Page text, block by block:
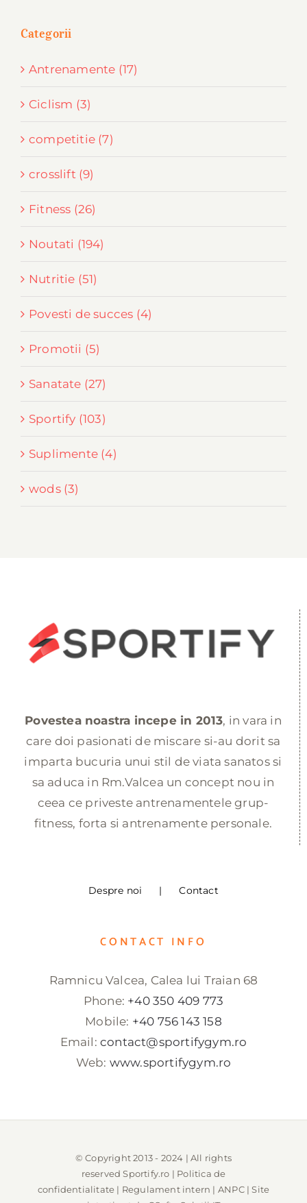
Categorii
Antrenamente (17)
Ciclism (3)
competitie (7)
crosslift (9)
Fitness (26)
Noutati (194)
Nutritie (51)
Povesti de succes (4)
Promotii (5)
Sanatate (27)
Sportify (103)
Suplimente (4)
wods (3)
Povestea noastra incepe in 2013, in vara in
care doi pasionati de miscare si-au dorit sa
imparta bucuria unui stil de viata sanatos si
sa aduca in Rm.Valcea un concept nou in
ceea ce priveste antrenamentele grup-
fitness, forta si antrenamente personale.
Despre noi Contact
CONTACT INFO
Ramnicu Valcea, Calea lui Traian 68
Phone: +40 350 409 773
Mobile: +40 756 143 158
Email: contact@sportifygym.ro
Web: www.sportifygym.ro
© Copyright 2013 - 2024 | All rights
reservedSportify.ro | Politica de
confidentialitate | Regulament intern | ANPC| Site